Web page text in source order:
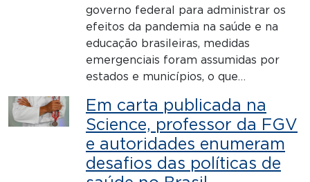
governo federal para administrar os
efeitos da pandemia na saúde e na
educação brasileiras, medidas
emergenciais foram assumidas por
estados e municípios, o que…
Em carta publicada na
Science, professor da FGV
e autoridades enumeram
desafios das políticas de